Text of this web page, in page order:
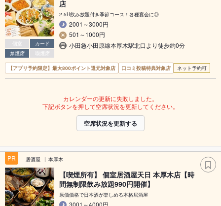
個室
カード
禁煙席
喫煙席
店
2.5H飲み放題付き季節コース！各種宴会に◎
2001～3000円
501～1000円
小田急小田原線本厚木駅北口より徒歩約0分
【アプリ予約限定】最大800ポイント還元対象店 口コミ投稿特典対象店 ネット予約可
カレンダーの更新に失敗しました。
下記ボタンを押して空席状況を更新してください。
空席状況を更新する
PR 居酒屋 本厚木
【喫煙所有】 個室居酒屋天日 本厚木店【時
間無制限飲み放題990円開催】
原価価格で日本酒が楽しめる本格居酒屋
3001～4000円